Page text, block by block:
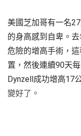
美國芝加哥有一名
的身高感到自卑。
危險的增高手術，
置，然後連續90天
Dynzell成功增高17
變好了。